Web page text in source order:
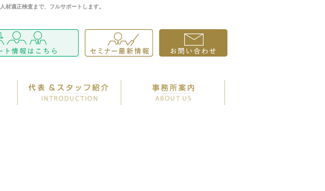
材適正検査まで、フルサポートします。